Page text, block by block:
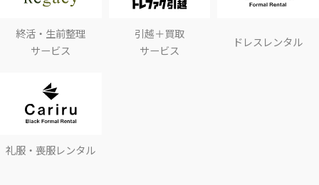
終活・生前整理
サービス
引越＋買取
サービス
ドレスレンタル
礼服・喪服レンタル